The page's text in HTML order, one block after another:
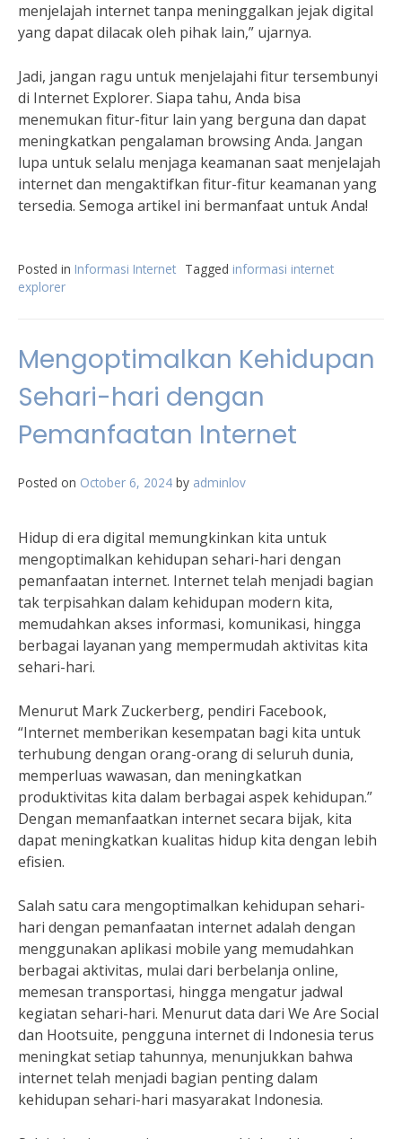
menjelajah internet tanpa meninggalkan jejak digital
yang dapat dilacak oleh pihak lain,” ujarnya.
Jadi, jangan ragu untuk menjelajahi fitur tersembunyi
di Internet Explorer. Siapa tahu, Anda bisa
menemukan fitur-fitur lain yang berguna dan dapat
meningkatkan pengalaman browsing Anda. Jangan
lupa untuk selalu menjaga keamanan saat menjelajah
internet dan mengaktifkan fitur-fitur keamanan yang
tersedia. Semoga artikel ini bermanfaat untuk Anda!
Posted in Informasi Internet Tagged informasi internet
explorer
Mengoptimalkan Kehidupan
Sehari-hari dengan
Pemanfaatan Internet
Posted on October 6, 2024 by adminlov
Hidup di era digital memungkinkan kita untuk
mengoptimalkan kehidupan sehari-hari dengan
pemanfaatan internet. Internet telah menjadi bagian
tak terpisahkan dalam kehidupan modern kita,
memudahkan akses informasi, komunikasi, hingga
berbagai layanan yang mempermudah aktivitas kita
sehari-hari.
Menurut Mark Zuckerberg, pendiri Facebook,
“Internet memberikan kesempatan bagi kita untuk
terhubung dengan orang-orang di seluruh dunia,
memperluas wawasan, dan meningkatkan
produktivitas kita dalam berbagai aspek kehidupan.”
Dengan memanfaatkan internet secara bijak, kita
dapat meningkatkan kualitas hidup kita dengan lebih
efisien.
Salah satu cara mengoptimalkan kehidupan sehari-
hari dengan pemanfaatan internet adalah dengan
menggunakan aplikasi mobile yang memudahkan
berbagai aktivitas, mulai dari berbelanja online,
memesan transportasi, hingga mengatur jadwal
kegiatan sehari-hari. Menurut data dari We Are Social
dan Hootsuite, pengguna internet di Indonesia terus
meningkat setiap tahunnya, menunjukkan bahwa
internet telah menjadi bagian penting dalam
kehidupan sehari-hari masyarakat Indonesia.